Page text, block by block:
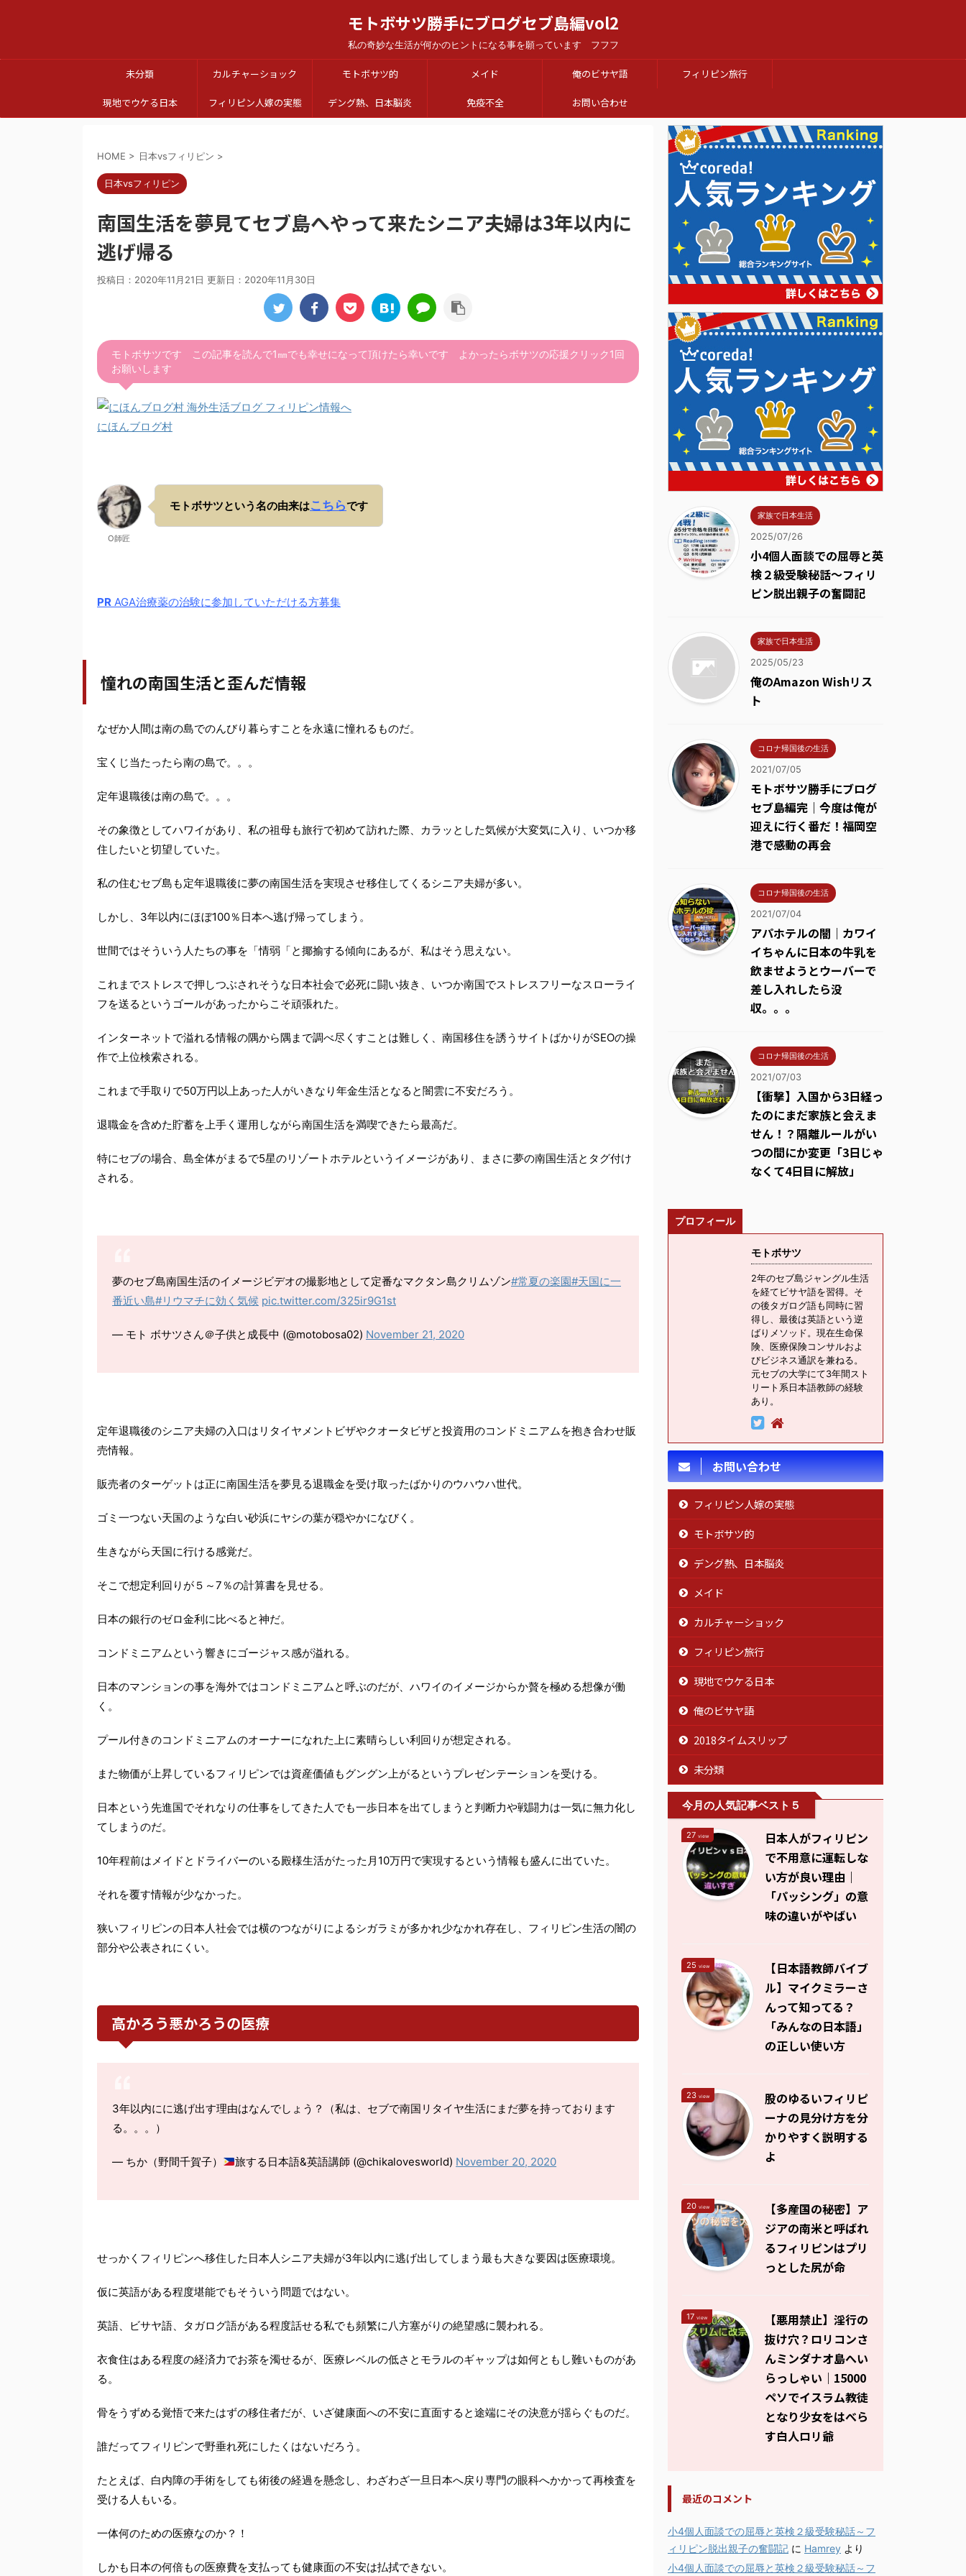
モトボサツ勝手にブログセブ島編vol2
私の奇妙な生活が何かのヒントになる事を願っています フフフ
未分類 カルチャーショック モトボサツ的 メイド 俺のビサヤ語 フィリピン旅行
現地でウケる日本 フィリピン人嫁の実態 デング熱、日本脳炎 免疫不全 お問い合わせ
HOME > 日本vsフィリピン >
日本vsフィリピン
南国生活を夢見てセブ島へやって来たシニア夫婦は3年以内に
逃げ帰る
投稿日：2020年11月21日 更新日： 2020年11月30日
モトボサツです この記事を読んで1㎜でも幸せになって頂けたら幸いです よかったらボサツの応援クリック1回
お願いします
にほんブログ村
O師匠
モトボサツという名の由来はこちらです
PR AGA治療薬の治験に参加していただける方募集
憧れの南国生活と歪んだ情報
なぜか人間は南の島でのんびり暮らすことを永遠に憧れるものだ。
宝くじ当たったら南の島で。。。
定年退職後は南の島で。。。
その象徴としてハワイがあり、私の祖母も旅行で初めて訪れた際、カラッとした気候が大変気に入り、いつか移
住したいと切望していた。
私の住むセブ島も定年退職後に夢の南国生活を実現させ移住してくるシニア夫婦が多い。
しかし、3年以内にほぼ100％日本へ逃げ帰ってしまう。
世間ではそういう人たちの事を「情弱「と揶揄する傾向にあるが、私はそう思えない。
これまでストレスで押しつぶされそうな日本社会で必死に闘い抜き、いつか南国でストレスフリーなスローライ
フを送るというゴールがあったからこそ頑張れた。
インターネットで溢れる情報の隅から隅まで調べ尽くすことは難しく、南国移住を誘うサイトばかりがSEOの操
作で上位検索される。
これまで手取りで50万円以上あった人がいきなり年金生活となると闇雲に不安だろう。
退職金を含めた貯蓄を上手く運用しながら南国生活を満喫できたら最高だ。
特にセブの場合、島全体がまるで5星のリゾートホテルというイメージがあり、まさに夢の南国生活とタグ付け
される。
夢のセブ島南国生活のイメージビデオの撮影地として定番なマクタン島クリムゾン#常夏の楽園#天国に一
番近い島#リウマチに効く気候 pic.twitter.com/325ir9G1st
— モト ボサツさん＠子供と成長中 (@motobosa02) November 21, 2020
定年退職後のシニア夫婦の入口はリタイヤメントビザやクオータビザと投資用のコンドミニアムを抱き合わせ販
売情報。
販売者のターゲットは正に南国生活を夢見る退職金を受け取ったばかりのウハウハ世代。
ゴミ一つない天国のような白い砂浜にヤシの葉が穏やかになびく。
生きながら天国に行ける感覚だ。
そこで想定利回りが５～7％の計算書を見せる。
日本の銀行のゼロ金利に比べると神だ。
コンドミニアムという響きにゴージャス感が溢れる。
日本のマンションの事を海外ではコンドミニアムと呼ぶのだが、ハワイのイメージからか贅を極める想像が働
く。
プール付きのコンドミニアムのオーナーになれた上に素晴らしい利回りが想定される。
また物価が上昇しているフィリピンでは資産価値もグングン上がるというプレゼンテーションを受ける。
日本という先進国でそれなりの仕事をしてきた人でも一歩日本を出てしまうと判断力や戦闘力は一気に無力化し
てしまうのだ。
10年程前はメイドとドライバーのいる殿様生活がたった月10万円で実現するという情報も盛んに出ていた。
それを覆す情報が少なかった。
狭いフィリピンの日本人社会では横のつながりによるシガラミが多かれ少なかれ存在し、フィリピン生活の闇の
部分や公表されにくい。
高かろう悪かろうの医療
3年以内にに逃げ出す理由はなんでしょう？（私は、セブで南国リタイヤ生活にまだ夢を持っております
る。。。）
— ちか（野間千賀子） 旅する日本語&英語講師 (@chikalovesworld) November 20, 2020
せっかくフィリピンへ移住した日本人シニア夫婦が3年以内に逃げ出してしまう最も大きな要因は医療環境。
仮に英語がある程度堪能でもそういう問題ではない。
英語、ビサヤ語、タガログ語がある程度話せる私でも頻繁に八方塞がりの絶望感に襲われる。
衣食住はある程度の経済力でお茶を濁せるが、医療レベルの低さとモラルのギャップは如何ともし難いものがあ
る。
骨をうずめる覚悟で来たはずの移住者だが、いざ健康面への不安に直面すると途端にその決意が揺らぐものだ。
誰だってフィリピンで野垂れ死にしたくはないだろう。
たとえば、白内障の手術をしても術後の経過を懸念し、わざわざ一旦日本へ戻り専門の眼科へかかって再検査を
受ける人もいる。
一体何のための医療なのか？！
しかも日本の何倍もの医療費を支払っても健康面の不安は払拭できない。
家族で日本生活
2025/07/26
小4個人面談での屈辱と英
検２級受験秘話～フィリ
ピン脱出親子の奮闘記
家族で日本生活
2025/05/23
俺のAmazon Wishリス
ト
コロナ帰国後の生活
2021/07/05
モトボサツ勝手にブログ
セブ島編完｜今度は俺が
迎えに行く番だ！福岡空
港で感動の再会
コロナ帰国後の生活
2021/07/04
アパホテルの闇｜カワイ
イちゃんに日本の牛乳を
飲ませようとウーバーで
差し入れしたら没
収。。。
コロナ帰国後の生活
2021/07/03
【衝撃】入国から3日経っ
たのにまだ家族と会えま
せん！？隔離ルールがい
つの間にか変更「3日じゃ
なくて4日目に解放」
プロフィール
モトボサツ
2年のセブ島ジャングル生活
を経てビサヤ語を習得。そ
の後タガログ語も同時に習
得し、最後は英語という逆
ばりメソッド。現在生命保
険、医療保険コンサルおよ
びビジネス通訳を兼ねる。
元セブの大学にて3年間スト
リート系日本語教師の経験
あり。
お問い合わせ
フィリピン人嫁の実態
モトボサツ的
デング熱、日本脳炎
メイド
カルチャーショック
フィリピン旅行
現地でウケる日本
俺のビサヤ語
2018タイムスリップ
未分類
今月の人気記事ベスト５
27 view
日本人がフィリピン
で不用意に運転しな
い方が良い理由｜
「パッシング」の意
味の違いがやばい
25 view
【日本語教師バイブ
ル】マイクミラーさ
んって知ってる？
「みんなの日本語」
の正しい使い方
23 view
股のゆるいフィリピ
ーナの見分け方を分
かりやすく説明する
よ
20 view
【多産国の秘密】ア
ジアの南米と呼ばれ
るフィリピンはプリ
っとした尻が命
17 view
【悪用禁止】淫行の
抜け穴？ロリコンさ
んミンダナオ島へい
らっしゃい｜15000
ペソでイスラム教徒
となり少女をはべら
す白人ロリ爺
最近のコメント
小4個人面談での屈辱と英検２級受験秘話～フ
ィリピン脱出親子の奮闘記 に Hamrey より
小4個人面談での屈辱と英検２級受験秘話～フ